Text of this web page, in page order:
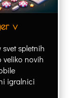
v
svet spletnih
veliko novih
igralnici